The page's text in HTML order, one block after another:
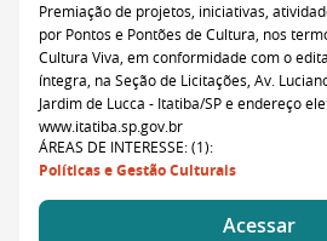
Premiação de projetos, iniciativas,
por Pontos e Pontões de Cultura, nos
Cultura Viva, em conformidade com o
íntegra, na Seção de Licitações, Av.
Jardim de Lucca - Itatiba/SP e endereço
www.itatiba.sp.gov.br
ÁREAS DE INTERESSE: (1):
Políticas e Gestão Culturais
Acessar